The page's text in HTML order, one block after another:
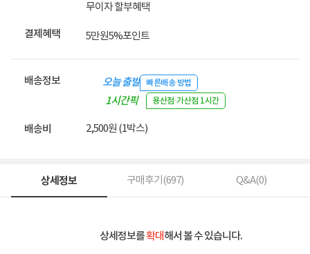
무이자 할부혜택
결제혜택 5만원5%포인트
배송정보 오늘 출발 빠른배송 방법
1시간픽
용산점·가산점 1시간
배송비 2,500원 (1박스)
상세정보 구매후기(697) Q&A(0)
상세정보를확대해서 볼 수 있습니다.